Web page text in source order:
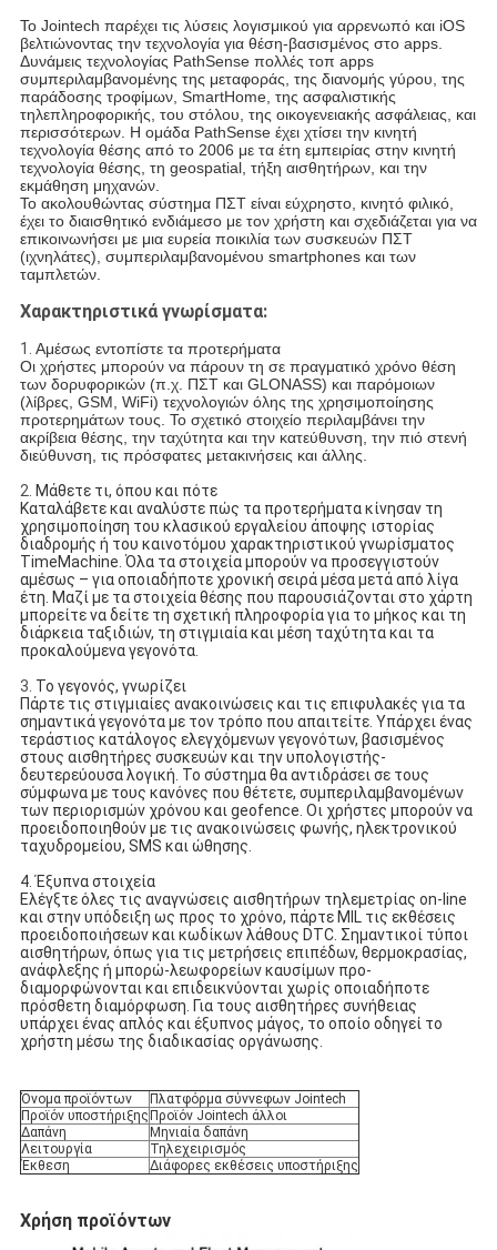
Το Jointech παρέχει τις λύσεις λογισμικού για αρρενωπό και iOS
βελτιώνοντας την τεχνολογία για θέση-βασισμένος στο apps.
Δυνάμεις τεχνολογίας PathSense πολλές τοπ apps
συμπεριλαμβανομένης της μεταφοράς, της διανομής γύρου, της
παράδοσης τροφίμων, SmartHome, της ασφαλιστικής
τηλεπληροφορικής, του στόλου, της οικογενειακής ασφάλειας, και
περισσότερων. Η ομάδα PathSense έχει χτίσει την κινητή
τεχνολογία θέσης από το 2006 με τα έτη εμπειρίας στην κινητή
τεχνολογία θέσης, τη geospatial, τήξη αισθητήρων, και την
εκμάθηση μηχανών.
Το ακολουθώντας σύστημα ΠΣΤ είναι εύχρηστο, κινητό φιλικό,
έχει το διαισθητικό ενδιάμεσο με τον χρήστη και σχεδιάζεται για να
επικοινωνήσει με μια ευρεία ποικιλία των συσκευών ΠΣΤ
(ιχνηλάτες), συμπεριλαμβανομένου smartphones και των
ταμπλετών.
Χαρακτηριστικά γνωρίσματα:
1. Αμέσως εντοπίστε τα προτερήματα
Οι χρήστες μπορούν να πάρουν τη σε πραγματικό χρόνο θέση
των δορυφορικών (π.χ. ΠΣΤ και GLONASS) και παρόμοιων
(λίβρες, GSM, WiFi) τεχνολογιών όλης της χρησιμοποίησης
προτερημάτων τους. Το σχετικό στοιχείο περιλαμβάνει την
ακρίβεια θέσης, την ταχύτητα και την κατεύθυνση, την πιό στενή
διεύθυνση, τις πρόσφατες μετακινήσεις και άλλης.
2. Μάθετε τι, όπου και πότε
Καταλάβετε και αναλύστε πώς τα προτερήματα κίνησαν τη
χρησιμοποίηση του κλασικού εργαλείου άποψης ιστορίας
διαδρομής ή του καινοτόμου χαρακτηριστικού γνωρίσματος
TimeMachine. Όλα τα στοιχεία μπορούν να προσεγγιστούν
αμέσως – για οποιαδήποτε χρονική σειρά μέσα μετά από λίγα
έτη. Μαζί με τα στοιχεία θέσης που παρουσιάζονται στο χάρτη
μπορείτε να δείτε τη σχετική πληροφορία για το μήκος και τη
διάρκεια ταξιδιών, τη στιγμιαία και μέση ταχύτητα και τα
προκαλούμενα γεγονότα.
3. Το γεγονός, γνωρίζει
Πάρτε τις στιγμιαίες ανακοινώσεις και τις επιφυλακές για τα
σημαντικά γεγονότα με τον τρόπο που απαιτείτε. Υπάρχει ένας
τεράστιος κατάλογος ελεγχόμενων γεγονότων, βασισμένος
στους αισθητήρες συσκευών και την υπολογιστής-
δευτερεύουσα λογική. Το σύστημα θα αντιδράσει σε τους
σύμφωνα με τους κανόνες που θέτετε, συμπεριλαμβανομένων
των περιορισμών χρόνου και geofence. Οι χρήστες μπορούν να
προειδοποιηθούν με τις ανακοινώσεις φωνής, ηλεκτρονικού
ταχυδρομείου, SMS και ώθησης.
4. Έξυπνα στοιχεία
Ελέγξτε όλες τις αναγνώσεις αισθητήρων τηλεμετρίας on-line
και στην υπόδειξη ως προς το χρόνο, πάρτε MIL τις εκθέσεις
προειδοποιήσεων και κωδίκων λάθους DTC. Σημαντικοί τύποι
αισθητήρων, όπως για τις μετρήσεις επιπέδων, θερμοκρασίας,
ανάφλεξης ή μπορώ-λεωφορείων καυσίμων προ-
διαμορφώνονται και επιδεικνύονται χωρίς οποιαδήποτε
πρόσθετη διαμόρφωση. Για τους αισθητήρες συνήθειας
υπάρχει ένας απλός και έξυπνος μάγος, το οποίο οδηγεί το
χρήστη μέσω της διαδικασίας οργάνωσης.
Όνομα προϊόντων
Πλατφόρμα σύννεφων Jointech
Προϊόν υποστήριξης Προϊόν Jointech άλλοι
Δαπάνη
Μηνιαία δαπάνη
Λειτουργία
Τηλεχειρισμός
Έκθεση
Διάφορες εκθέσεις υποστήριξης
Χρήση προϊόντων